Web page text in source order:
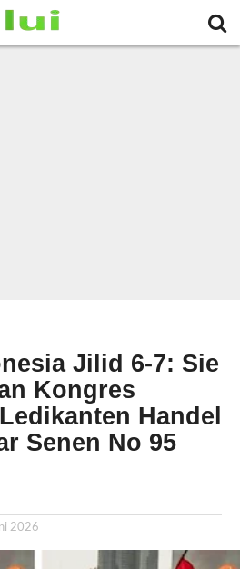
Jilid 6-7: Sie
Kongres
Handel
Senen No 95
2026